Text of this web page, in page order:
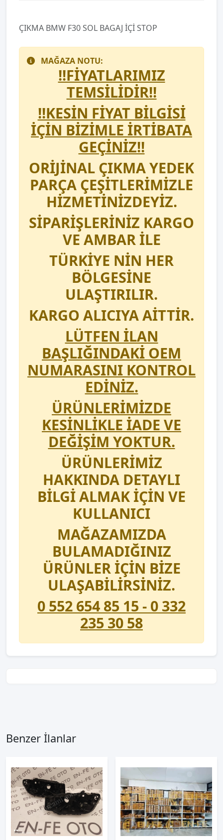
ÇIKMA BMW F30 SOL BAGAJ İÇİ STOP
MAĞAZA NOTU:
!!FİYATLARIMIZ
TEMSİLİDİR!!
!!KESİN FİYAT BİLGİSİ
İÇİN BİZİMLE İRTİBATA
GEÇİNİZ!!
ORİJİNAL ÇIKMA YEDEK
PARÇA ÇEŞİTLERİMİZLE
HİZMETİNİZDEYİZ.
SİPARİŞLERİNİZ KARGO
VE AMBAR İLE
TÜRKİYE NİN HER
BÖLGESİNE
ULAŞTIRILIR.
KARGO ALICIYA AİTTİR.
LÜTFEN İLAN
BAŞLIĞINDAKİ OEM
NUMARASINI KONTROL
EDİNİZ.
ÜRÜNLERİMİZDE
KESİNLİKLE İADE VE
DEĞİŞİM YOKTUR.
ÜRÜNLERİMİZ
HAKKINDA DETAYLI
BİLGİ ALMAK İÇİN VE
KULLANICI
MAĞAZAMIZDA
BULAMADIĞINIZ
ÜRÜNLER İÇİN BİZE
ULAŞABİLİRSİNİZ.
0 552 654 85 15 - 0 332
235 30 58
Benzer İlanlar